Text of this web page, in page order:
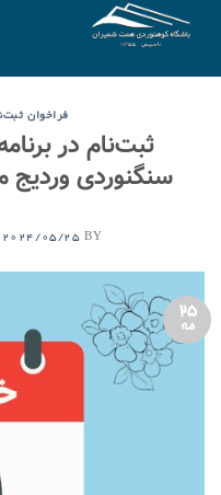
فراخوان
ثبت‌نام در
سنگنوردی وردیج مورخ ۱۱ خرداد
2024/05/25 BY
25
مه